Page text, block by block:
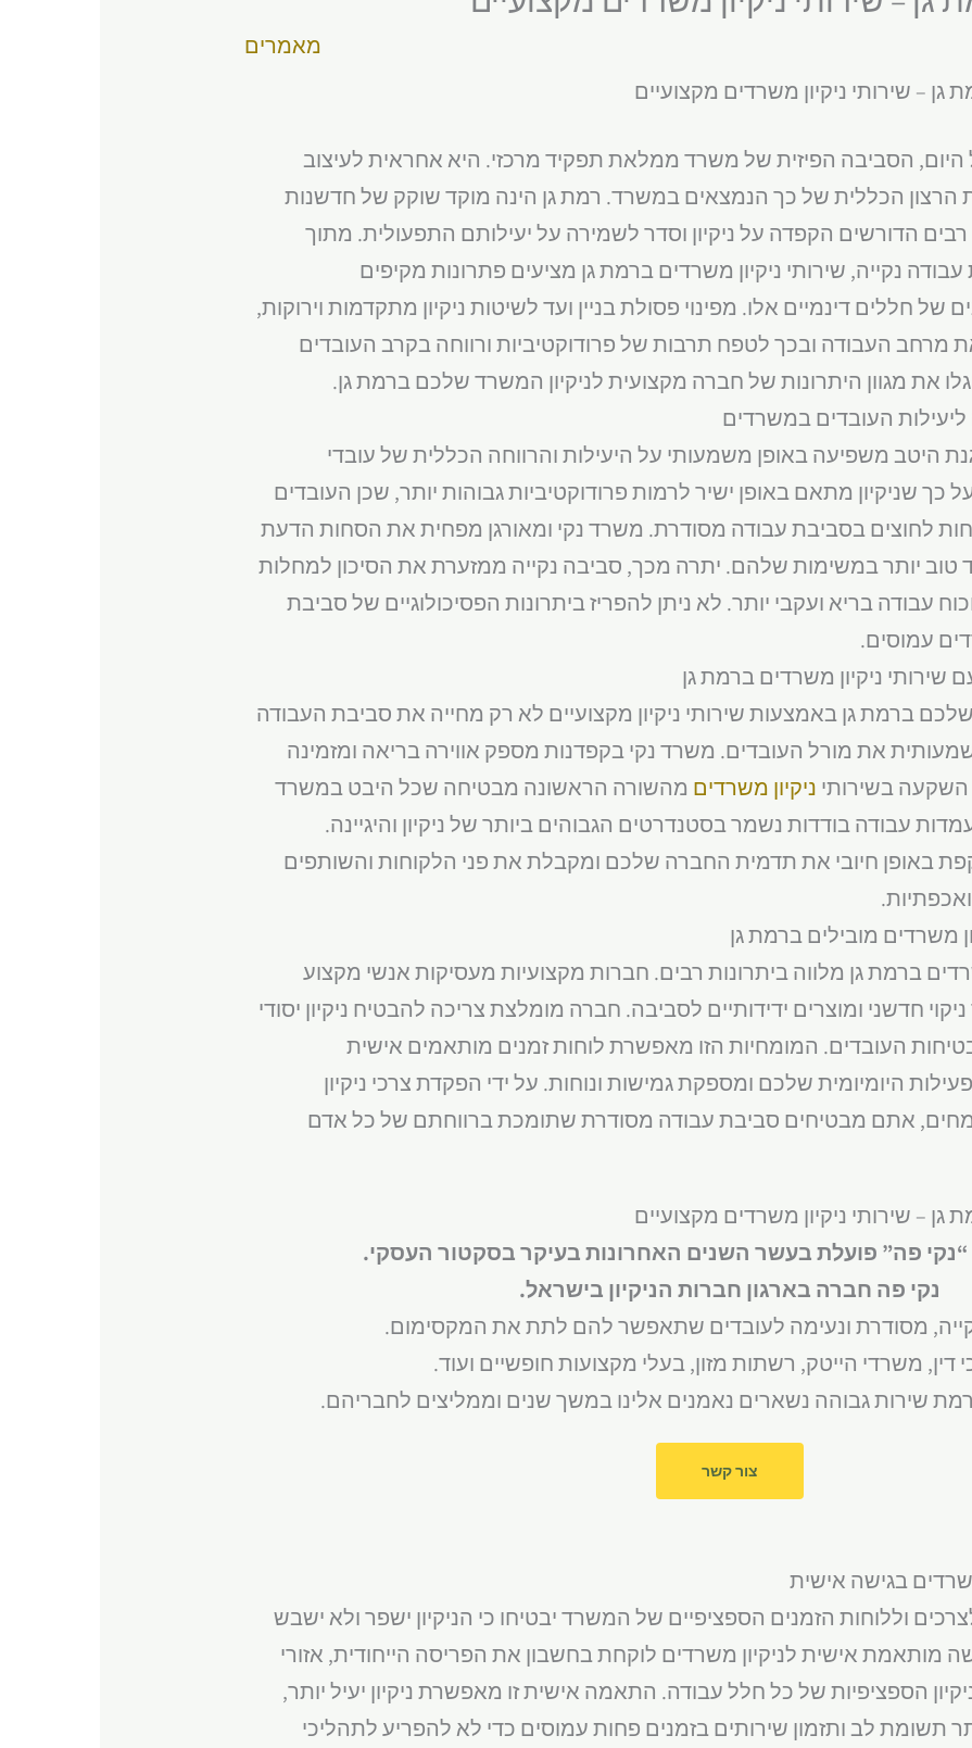
מאמרים
גן – שירותי ניקיון משרדים מקצועיים
הסביבה הפיזית של משרד ממלאת תפקיד מרכזי. היא אחראית לעיצוב
הרצון הכללית של כך הנמצאים במשרד. רמת גן הינה מוקד שוקק של חדשנות
הדורשים הקפדה על ניקיון וסדר לשמירה על יעילותם התפעולית. מתוך
נקייה, שירותי ניקיון משרדים ברמת גן מציעים פתרונות מקיפים
של חללים דינמיים אלו. מפינוי פסולת בניין ועד לשיטות ניקיון מתקדמות וירוקות,
מרחב העבודה ובכך לטפח תרבות של פרודוקטיביות ורווחה בקרב העובדים
את מגוון היתרונות של חברה מקצועית לניקיון המשרד שלכם ברמת גן.
העובדים במשרדים
היטב משפיעה באופן משמעותי על היעילות והרווחה הכללית של עובדי
שניקיון מתאם באופן ישיר לרמות פרודוקטיביות גבוהות יותר, שכן העובדים
לחוצים בסביבת עבודה מסודרת. משרד נקי ומאורגן מפחית את הסחות הדעת
יותר במשימות שלהם. יתרה מכך, סביבה נקייה ממזערת את הסיכון למחלות
עבודה בריא ועקבי יותר. לא ניתן להפריז ביתרונות הפסיכולוגיים של סביבת
עמוסים.
ניקיון משרדים ברמת גן
ברמת גן באמצעות שירותי ניקיון מקצועיים לא רק מחייה את סביבת העבודה
את מורל העובדים. משרד נקי בקפדנות מספק אווירה בריאה ומזמינה
השקעה בשירותי ניקיון משרדים מהשורה הראשונה מבטיחה שכל היבט במשרד
עבודה בודדות נשמר בסטנדרטים הגבוהים ביותר של ניקיון והיגיינה.
באופן חיובי את תדמית החברה שלכם ומקבלת את פני הלקוחות והשותפים
משרדים מובילים ברמת גן
ברמת גן מלווה ביתרונות רבים. חברות מקצועיות מעסיקות אנשי מקצוע
חדשני ומוצרים ידידותיים לסביבה. חברה מומלצת צריכה להבטיח ניקיון יסודי
העובדים. המומחיות הזו מאפשרת לוחות זמנים מותאמים אישית
היומיומית שלכם ומספקת גמישות ונוחות. על ידי הפקדת צרכי ניקיון
אתם מבטיחים סביבת עבודה מסודרת שתומכת ברווחתם של כל אדם
גן – שירותי ניקיון משרדים מקצועיים
“נקי פה” פועלת בעשר השנים האחרונות בעיקר בסקטור העסקי.
נקי פה חברה בארגון חברות הניקיון בישראל.
מסודרת ונעימה לעובדים שתאפשר להם לתת את המקסימום.
דין, משרדי הייטק, רשתות מזון, בעלי מקצועות חופשיים ועוד.
שירות גבוהה נשארים נאמנים אלינו במשך שנים וממליצים לחבריהם.
צור קשר
בגישה אישית
וללוחות הזמנים הספציפיים של המשרד יבטיחו כי הניקיון ישפר ולא ישבש
מותאמת אישית לניקיון משרדים לוקחת בחשבון את הפריסה הייחודית, אזורי
הספציפיות של כל חלל עבודה. התאמה אישית זו מאפשרת ניקיון יעיל יותר,
תשומת לב ותזמון שירותים בזמנים פחות עמוסים כדי לא להפריע לתהליכי